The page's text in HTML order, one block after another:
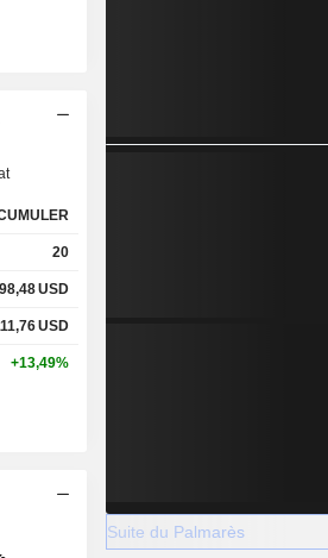
20
98,48USD
USD
+13,49%
Suite du Palmarès